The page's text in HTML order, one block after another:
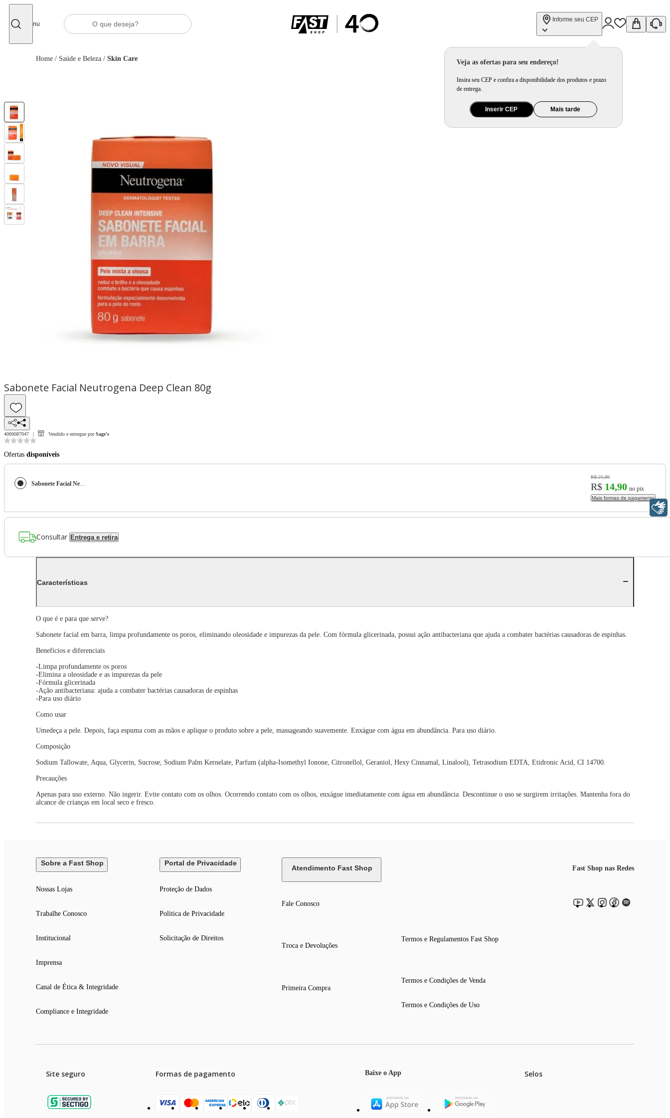
Menu
Informe seu CEP
Veja as ofertas para seu endereço!
Insira seu CEP e confira a disponibilidade dos produtos e prazo
de entrega.
Inserir CEP Mais tarde
Home / Saúde e Beleza / Skin Care
Sabonete Facial Neutrogena Deep Clean 80g
4000087047 Vendido e entregue por Sage's
Ofertas disponíveis
Sabonete Facial Neutrogena Deep Clean 80g
R$ 21,90
R$ 14,90 no pix
Mais formas de pagamento
Consultar Entrega e retira
Características
O que é e para que serve?
Sabonete facial em barra, limpa profundamente os poros, eliminando oleosidade e impurezas da pele. Com fórmula glicerinada, possui ação antibacteriana que ajuda a combater bactérias causadoras de espinhas.
Benefícios e diferenciais
-Limpa profundamente os poros
-Elimina a oleosidade e as impurezas da pele
-Fórmula glicerinada
-Ação antibacteriana: ajuda a combater bactérias causadoras de espinhas
-Para uso diário
Como usar
Umedeça a pele. Depois, faça espuma com as mãos e aplique o produto sobre a pele, massageando suavemente. Enxágue com água em abundância. Para uso diário.
Composição
Sodium Tallowate, Aqua, Glycerin, Sucrose, Sodium Palm Kernelate, Parfum (alpha-Isomethyl Ionone, Citronellol, Geraniol, Hexy Cinnamal, Linalool), Tetrasodium EDTA, Etidronic Acid, CI 14700.
Precauções
Apenas para uso externo. Não ingerir. Evite contato com os olhos. Ocorrendo contato com os olhos, enxágue imediatamente com água em abundância. Descontinue o uso se surgirem irritações. Mantenha fora do
alcance de crianças em local seco e fresco.
Sobre a Fast Shop
Nossas Lojas
Trabalhe Conosco
Institucional
Imprensa
Canal de Ética & Integridade
Compliance e Integridade
Portal de Privacidade
Proteção de Dados
Politica de Privacidade
Solicitação de Direitos
Atendimento Fast Shop
Fale Conosco
Troca e Devoluções
Primeira Compra
Termos e Regulamentos Fast Shop
Termos e Condições de Venda
Termos e Condições de Uso
Fast Shop nas Redes
Site seguro Formas de pagamento Baixe o App Selos